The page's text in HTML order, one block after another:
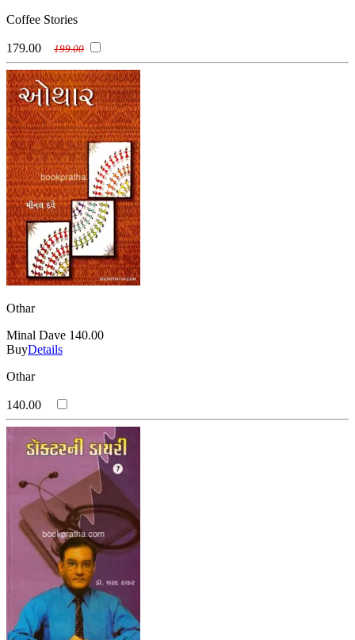
Coffee Stories
179.00 199.00
Othar
Minal Dave 140.00
BuyDetails
Othar
140.00